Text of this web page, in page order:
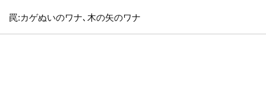
罠:カゲぬいのワナ､木の矢のワナ